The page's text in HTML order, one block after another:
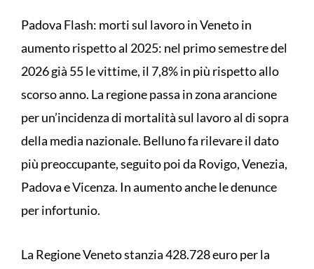
Padova Flash: morti sul lavoro in Veneto in
aumento rispetto al 2025: nel primo semestre del
2026 già 55 le vittime, il 7,8% in più rispetto allo
scorso anno. La regione passa in zona arancione
per un’incidenza di mortalità sul lavoro al di sopra
della media nazionale. Belluno fa rilevare il dato
più preoccupante, seguito poi da Rovigo, Venezia,
Padova e Vicenza. In aumento anche le denunce
per infortunio.
La Regione Veneto stanzia 428.728 euro per la